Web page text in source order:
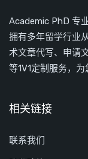
Academic PhD 专
拥有多年留学行业
术文章代写、申请
等1V1定制服务，为
相关链接
联系我们